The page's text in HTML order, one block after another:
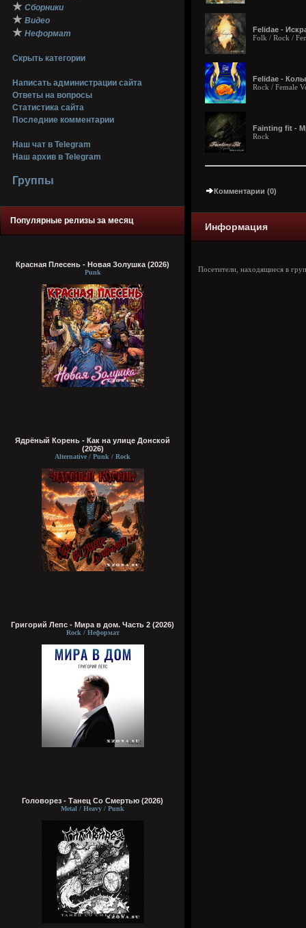
★ Сборники
★ Видео
★ Неформат
Скрыть категории
Написать администрации сайта
Ответы на вопросы
Статистика сайта
Последние комментарии
Наш чат в Telegram
Наш архив в Telegram
Группы
Популярные релизы за месяц
Красная Плесень - Новая Золушка (2026)
Punk
Ядрёный Корень - Как на улице Донской
(2026)
Alternative / Punk / Rock
Григорий Лепс - Мира в дом. Часть 2 (2026)
Rock / Неформат
Головорез - Tанец Со Смертью (2026)
Metal / Heavy / Punk
Felidae -
Folk / Rock /
Felidae -
Rock / Female
Fainting fit -
Rock
Комментарии (0)
Информация
Посетители, находящиеся в